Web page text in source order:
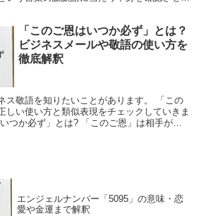
「このご恩はいつか必ず」とは？
ビジネスメールや敬語の使い方を
徹底解釈
ス敬語を知りたいことがあります。 「この
しい使い方と類似表現をチェックしていきま
つか必ず」とは? 「このご恩」は相手が与
エンジェルナンバー「5095」の意味・恋
愛や金運まで解釈